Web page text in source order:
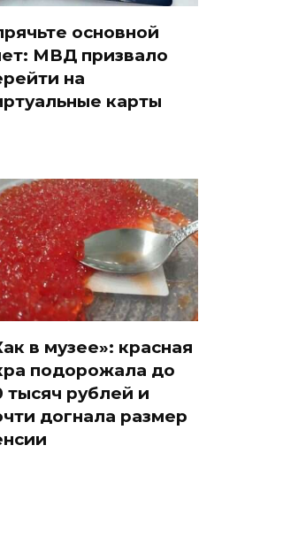
основной
МВД призвало
на
карты
в музее»: красная
подорожала до
тысяч рублей и
догнала размер